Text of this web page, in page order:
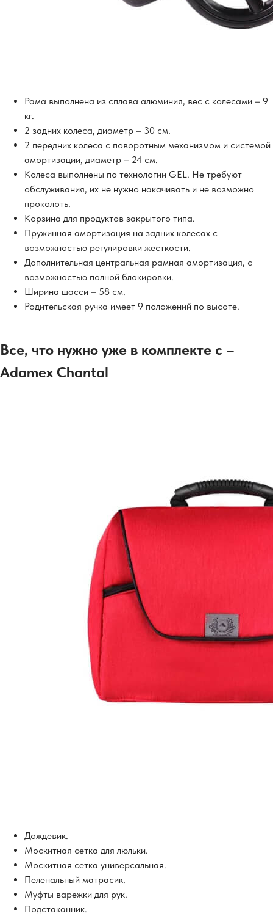
Рама выполнена из сплава алюминия, вес с колесами – 9
кг.
2 задних колеса, диаметр – 30 см.
2 передних колеса с поворотным механизмом и системой
амортизации, диаметр – 24 см.
Колеса выполнены по технологии GEL. Не требуют
обслуживания, их не нужно накачивать и не возможно
проколоть.
Корзина для продуктов закрытого типа.
Пружинная амортизация на задних колесах с
возможностью регулировки жесткости.
Дополнительная центральная рамная амортизация, с
возможностью полной блокировки.
Ширина шасси – 58 см.
Родительская ручка имеет 9 положений по высоте.
Все, что нужно уже в комплекте с –
Adamex Chantal
Дождевик.
Москитная сетка для люльки.
Москитная сетка универсальная.
Пеленальный матрасик.
Муфты варежки для рук.
Подстаканник.